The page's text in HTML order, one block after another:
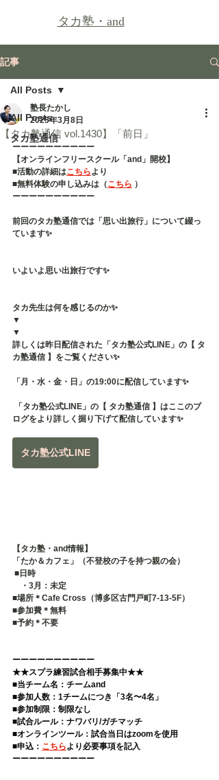
タカ塾・and
記事
All Posts
タカ塾通信
All Posts
【タカ塾通信 vol.1430】「前日」
塾長たかし
2025年3月8日
ーーーーーーーーーー
【オンラインフリースクール「and」開校】
■活動の詳細はこちらより
■無料体験の申し込みは（こちら ）
ーーーーーーーーーー
前回のタカ塾通信では「思い出旅行」について綴っ
ています✨
いよいよ思い出旅行です✨
タカ先生は何を感じるのか✨
▼
▼
詳しくは昨日配信された「タカ塾公式LINE」の【 タ
カ塾通信 】をご覧ください✨
「月・水・金・日」の19:00に配信しています✨
「タカ塾公式LINE」の【 タカ塾通信 】はここのブ
ログをより詳しく掘り下げて配信しています✨
タカ塾公式LINE
【タカ塾・and情報】
「たか＆カフェ」（不登校の子を持つ親の会）
■日時
・3月：未定
■場所＊Cafe Cross（博多区古門戸町7-13-5F）
■参加費＊無料
■予約＊不要
ーーーーーーーーーー
★★スプラ練習試合相手募集中★★
■当チーム名：チームand
■参加人数：1チームにつき「3名〜4名」
■参加制限：制限なし
■試合ルール：ナワバリ/ガチマッチ
■オンラインツール：試合当日はzoomを使用
■申込： こちらより必要事項を記入
ーーーーーーーーーー